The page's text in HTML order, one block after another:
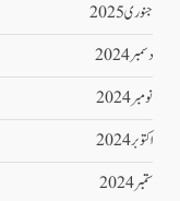
جنوری 2025
دسمبر 2024
نومبر 2024
اکتوبر 2024
ستمبر 2024